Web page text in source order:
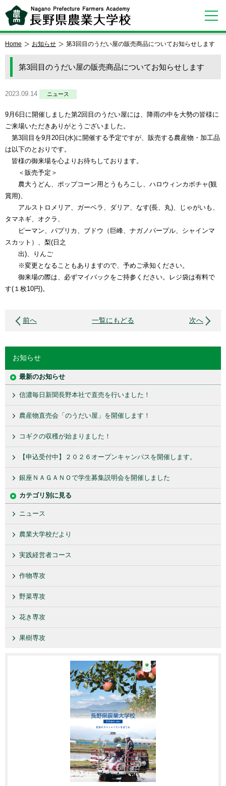
Home お知らせ 第3回目のうだい屋の販売商品についてお知らせします
第3回目のうだい屋の販売商品についてお知らせします
2023.09.14 ニュース
9月6日に開催しました第2回目のうだい屋には、降雨の中を大勢の皆様に
ご来場いただきありがとうございました。
第3回目を9月20日(水)に開催する予定ですが、販売する農産物・加工品
は以下のとおりです。
皆様の御来場を心よりお待ちしております。
＜販売予定＞
農大うどん、ポップコーン用とうもろこし、ハロウィンカボチャ(観
賞用)、
アルストロメリア、ガーベラ、ダリア、なす(長、丸)、じゃがいも、
タマネギ、オクラ、
ピーマン、パプリカ、ブドウ（巨峰、ナガノパープル、シャインマ
スカット）、梨(日之
出)、りんご
※変更となることもありますので、予めご承知ください。
御来場の際は、必ずマイバックをご持参ください。レジ袋は有料で
す(１枚10円)。
前へ 一覧にもどる 次へ
お知らせ
最新のお知らせ
信濃毎日新聞長野本社で直売を行いました！
農産物直売会「のうだい屋」を開催します！
コギクの収穫が始まりました！
【申込受付中】２０２６オープンキャンパスを開催します。
銀座ＮＡＧＡＮＯで学生募集説明会を開催しました
カテゴリ別に見る
ニュース
農業大学校だより
実践経営者コース
作物専攻
野菜専攻
花き専攻
果樹専攻